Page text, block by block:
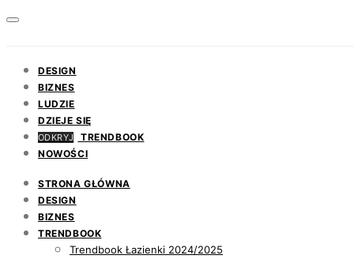
DESIGN
BIZNES
LUDZIE
DZIEJE SIĘ
ODKRYJ
TRENDBOOK
NOWOŚCI
STRONA GŁÓWNA
DESIGN
BIZNES
TRENDBOOK
Trendbook Łazienki 2024/2025